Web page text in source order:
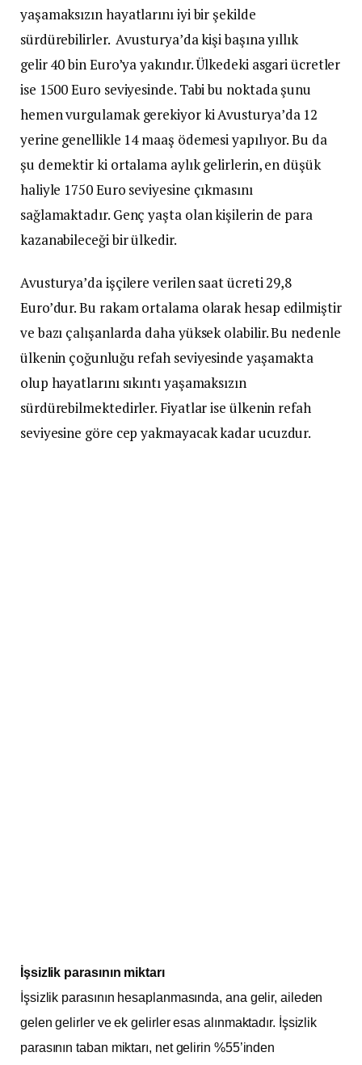
yaşamaksızın hayatlarını iyi bir şekilde
sürdürebilirler. Avusturya’da kişi başına yıllık
gelir 40 bin Euro’ya yakındır. Ülkedeki asgari ücretler
ise 1500 Euro seviyesinde. Tabi bu noktada şunu
hemen vurgulamak gerekiyor ki Avusturya’da 12
yerine genellikle 14 maaş ödemesi yapılıyor. Bu da
şu demektir ki ortalama aylık gelirlerin, en düşük
haliyle 1750 Euro seviyesine çıkmasını
sağlamaktadır. Genç yaşta olan kişilerin de para
kazanabileceği bir ülkedir.
Avusturya’da işçilere verilen saat ücreti 29,8
Euro’dur. Bu rakam ortalama olarak hesap edilmiştir
ve bazı çalışanlarda daha yüksek olabilir. Bu nedenle
ülkenin çoğunluğu refah seviyesinde yaşamakta
olup hayatlarını sıkıntı yaşamaksızın
sürdürebilmektedirler. Fiyatlar ise ülkenin refah
seviyesine göre cep yakmayacak kadar ucuzdur.
İşsizlik parasının miktarı
İşsizlik parasının hesaplanmasında, ana gelir, aileden
gelen gelirler ve ek gelirler esas alınmaktadır. İşsizlik
parasının taban miktarı, net gelirin %55’inden